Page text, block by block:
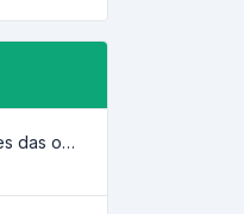
As tempestades das ondas